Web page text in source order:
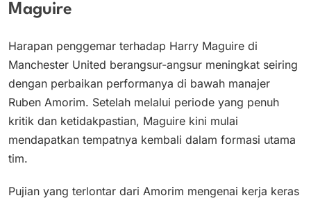
Maguire
Harapan penggemar terhadap Harry Maguire di
Manchester United berangsur-angsur meningkat seiring
dengan perbaikan performanya di bawah manajer
Ruben Amorim. Setelah melalui periode yang penuh
kritik dan ketidakpastian, Maguire kini mulai
mendapatkan tempatnya kembali dalam formasi utama
tim.
Pujian yang terlontar dari Amorim mengenai kerja keras